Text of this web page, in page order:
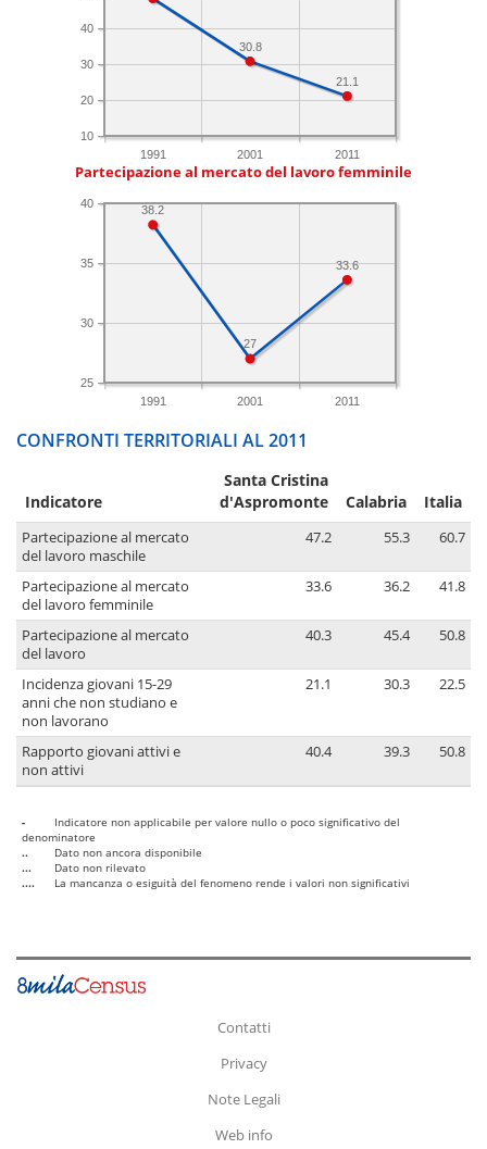
1991 2001 2011
10
20
30
40
21.1
30.8
Partecipazione al mercato del lavoro femminile
1991 2001 2011
25
30
35
40
33.6
27
38.2
CONFRONTI TERRITORIALI AL 2011
Indicatore
Santa Cristina
d'Aspromonte
Calabria Italia
Partecipazione al mercato
del lavoro maschile
47.2 55.3 60.7
Partecipazione al mercato
del lavoro femminile
33.6 36.2 41.8
Partecipazione al mercato
del lavoro
40.3 45.4 50.8
Incidenza giovani 15-29
anni che non studiano e
non lavorano
21.1 30.3 22.5
Rapporto giovani attivi e
non attivi
40.4 39.3 50.8
-
Indicatore non applicabile per valore nullo o poco significativo del
denominatore
..
Dato non ancora disponibile
...
Dato non rilevato
....
La mancanza o esiguità del fenomeno rende i valori non significativi
Contatti
Privacy
Note Legali
Web info